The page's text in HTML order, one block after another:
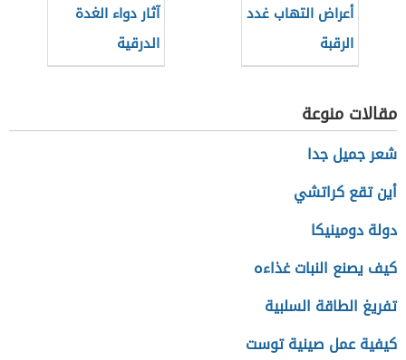
أعراض التهاب غدد
الرقبة
آثار دواء الغدة
الدرقية
مقالات منوعة
شعر جميل جدا
أين تقع كراتشي
دولة دومينيكا
كيف يصنع النبات غذاءه
تفريغ الطاقة السلبية
كيفية عمل صينية توست